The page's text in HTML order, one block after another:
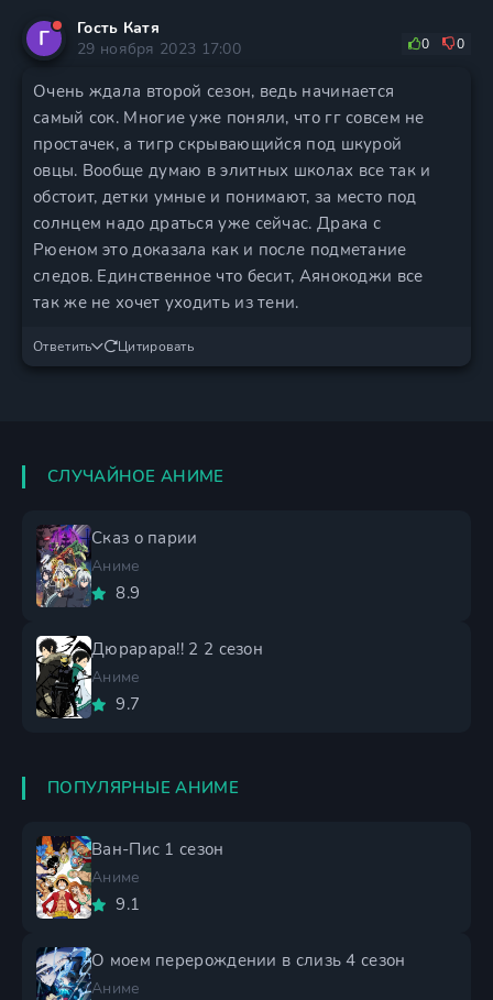
Г
Гость Катя
29 ноября 2023 17:00
0 0
Очень ждала второй сезон, ведь начинается
самый сок. Многие уже поняли, что гг совсем не
простачек, а тигр скрывающийся под шкурой
овцы. Вообще думаю в элитных школах все так и
обстоит, детки умные и понимают, за место под
солнцем надо драться уже сейчас. Драка с
Рюеном это доказала как и после подметание
следов. Единственное что бесит, Аянокоджи все
так же не хочет уходить из тени.
Ответить Цитировать
СЛУЧАЙНОЕ АНИМЕ
Сказ о парии
Аниме
8.9
Дюрарара!! 2 2 сезон
Аниме
9.7
ПОПУЛЯРНЫЕ АНИМЕ
Ван-Пис 1 сезон
Аниме
9.1
О моем перерождении в слизь 4 сезон
Аниме